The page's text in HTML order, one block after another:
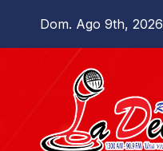
Dom. Ago 9th, 2026